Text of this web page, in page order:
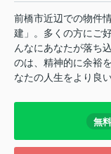
前橋市近辺での物件
建」。多くの方にご
んなにあなたが落ち
のは、精神的に余裕
なたの人生をより良
無料